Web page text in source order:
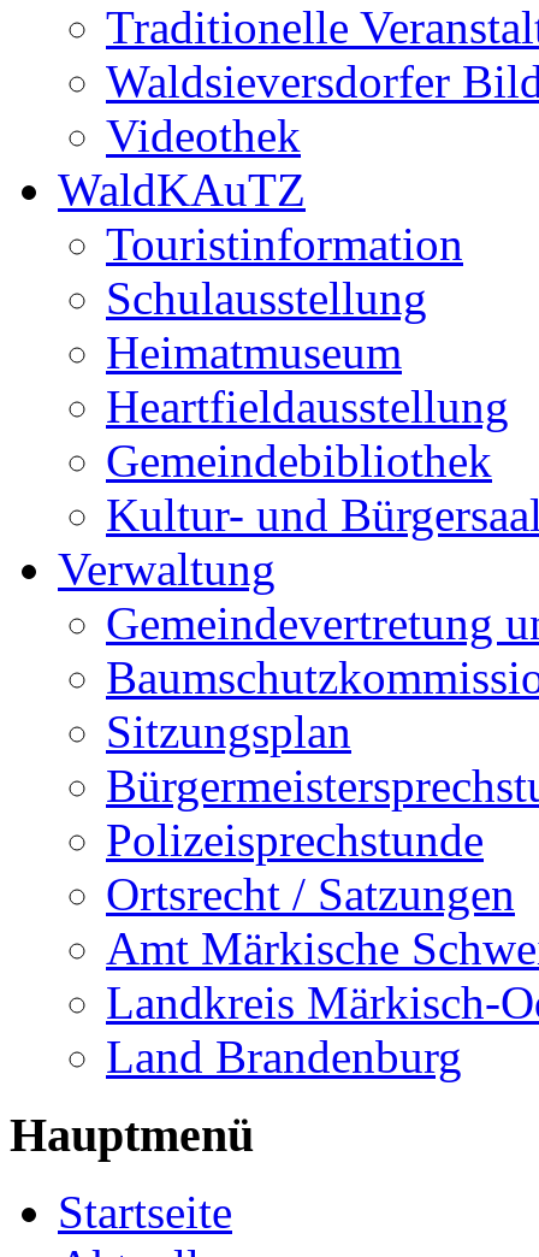
Traditionelle
Waldsieversdorfer
Videothek
WaldKAuTZ
Touristinformation
Schulausstellung
Heimatmuseum
Heartfieldausstellung
Gemeindebibliothek
Kultur- und
Verwaltung
Gemeindevertretung
Sitzungsplan
Polizeisprechstunde
Ortsrecht / Satzungen
Amt Märkische
Landkreis Märkisch-
Land Brandenburg
Hauptmenü
Startseite